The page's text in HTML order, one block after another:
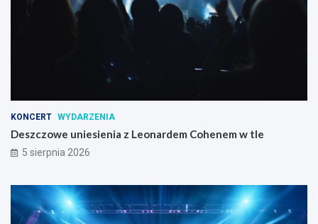
KONCERT WYDARZENIA
Deszczowe uniesienia z Leonardem Cohenem w tle
5 sierpnia 2026